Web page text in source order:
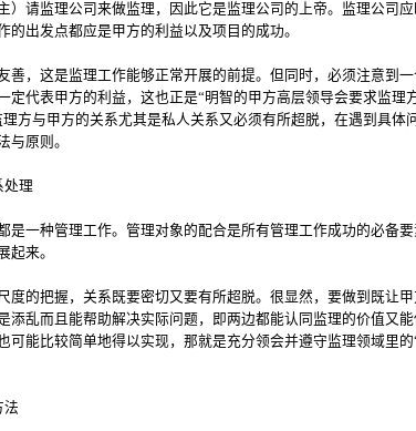
）请监理公司来做监理，因此它是监理公司的上帝。监理公司
的出发点都应是甲方的利益以及项目的成功。
善，这是监理工作能够正常开展的前提。但同时，必须注意到
定代表甲方的利益，这也正是“明智的甲方高层领导会要求监理
方与甲方的关系尤其是私人关系又必须有所超脱，在遇到具体
与原则。
处理
是一种管理工作。管理对象的配合是所有管理工作成功的必备
起来。
度的把握，关系既要密切又要有所超脱。很显然，要做到既让
添乱而且能帮助解决实际问题，即两边都能认同监理的价值又
可能比较简单地得以实现，那就是充分领会并遵守监理领域里
法